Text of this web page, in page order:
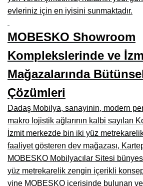
Düzce Mobilyacılar, Mobilya Mağazaları,
Balıkesir Mobilya Mağazaları, Fabrikaları,
Kahramanmaraş Mobilya İmalatçıları,
Mardin Mobilyacılar, Mağazaları,
Diyarbakır Mobilyacılar, Mobilya
Şanlıurfa Mobilyacılar, Mobilya
Trabzon Mobilyacılar, Mobilya
Erzurum Mobilyacılar, Mobilya
Afyon Mobilyacılar, Mobilya Mağazaları,
evleriniz için en iyisini sunmaktadır.
MOBESKO Showroom
Komplekslerinde ve
Mağazalarında
Çözümleri
Dadaş Mobilya, sanayinin, modern
makro lojistik ağlarının kalbi sayılan
İzmit merkezde bin iki yüz
faaliyet gösteren dev mağazası,
MOBESKO Mobilyacılar Sitesi
yüz metrekarelik zengin içerikli
yine MOBESKO içerisinde bulunan